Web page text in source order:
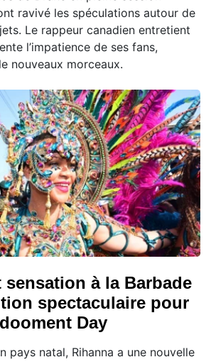
ravivé les spéculations autour de
Le rappeur canadien entretient
l’impatience de ses fans,
nouveaux morceaux.
sensation à la Barbade
spectaculaire pour
Day
pays natal, Rihanna a une nouvelle